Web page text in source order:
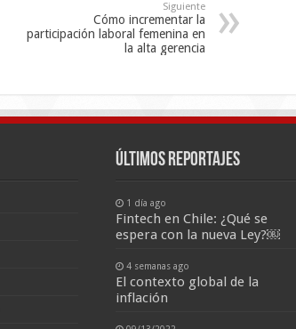
Siguiente
Cómo incrementar la
participación laboral femenina en
la alta gerencia
últimos reportajes
1 día ago
Fintech en Chile: ¿Qué se
espera con la nueva Ley?￼
4 semanas ago
El contexto global de la
inflación